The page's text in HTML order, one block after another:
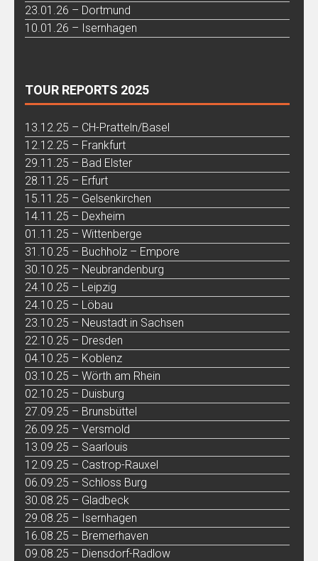
23.01.26 – Dortmund
10.01.26 – Isernhagen
TOUR REPORTS 2025
13.12.25 – CH-Pratteln/Basel
12.12.25 – Frankfurt
29.11.25 – Bad Elster
28.11.25 – Erfurt
15.11.25 – Gelsenkirchen
14.11.25 – Dexheim
01.11.25 – Wittenberge
31.10.25 – Buchholz – Empore
30.10.25 – Neubrandenburg
24.10.25 – Leipzig
24.10.25 – Löbau
23.10.25 – Neustadt in Sachsen
22.10.25 – Dresden
04.10.25 – Koblenz
03.10.25 – Wörth am Rhein
02.10.25 – Duisburg
27.09.25 – Brunsbüttel
26.09.25 – Versmold
13.09.25 – Saarlouis
12.09.25 – Castrop-Rauxel
06.09.25 – Schloss Burg
30.08.25 – Gladbeck
29.08.25 – Isernhagen
16.08.25 – Bremerhaven
09.08.25 – Diensdorf-Radlow